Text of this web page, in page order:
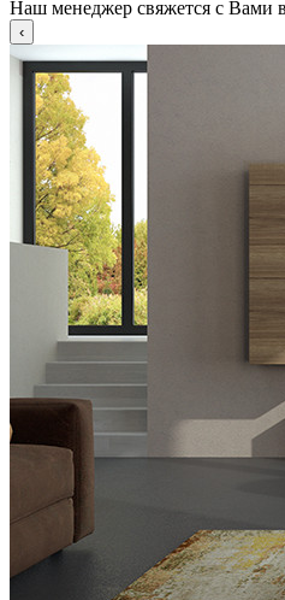
Наш менеджер свяжется с Вами